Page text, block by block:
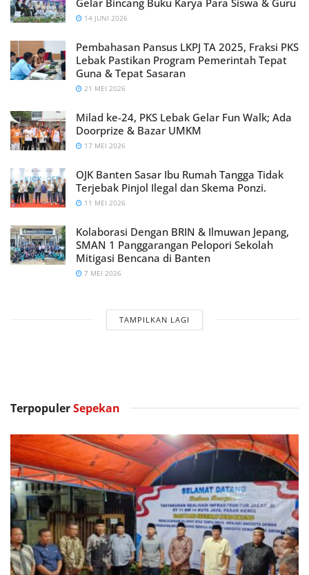
14 JUNI 2026
Pembahasan Pansus LKPJ TA 2025, Fraksi PKS
Lebak Pastikan Program Pemerintah Tepat
Guna & Tepat Sasaran
21 MEI 2026
Milad ke-24, PKS Lebak Gelar Fun Walk; Ada
Doorprize & Bazar UMKM
17 MEI 2026
OJK Banten Sasar Ibu Rumah Tangga Tidak
Terjebak Pinjol Ilegal dan Skema Ponzi.
11 MEI 2026
Kolaborasi Dengan BRIN & Ilmuwan Jepang,
SMAN 1 Panggarangan Pelopori Sekolah
Mitigasi Bencana di Banten
7 MEI 2026
TAMPILKAN LAGI
TerpopulerSepekan